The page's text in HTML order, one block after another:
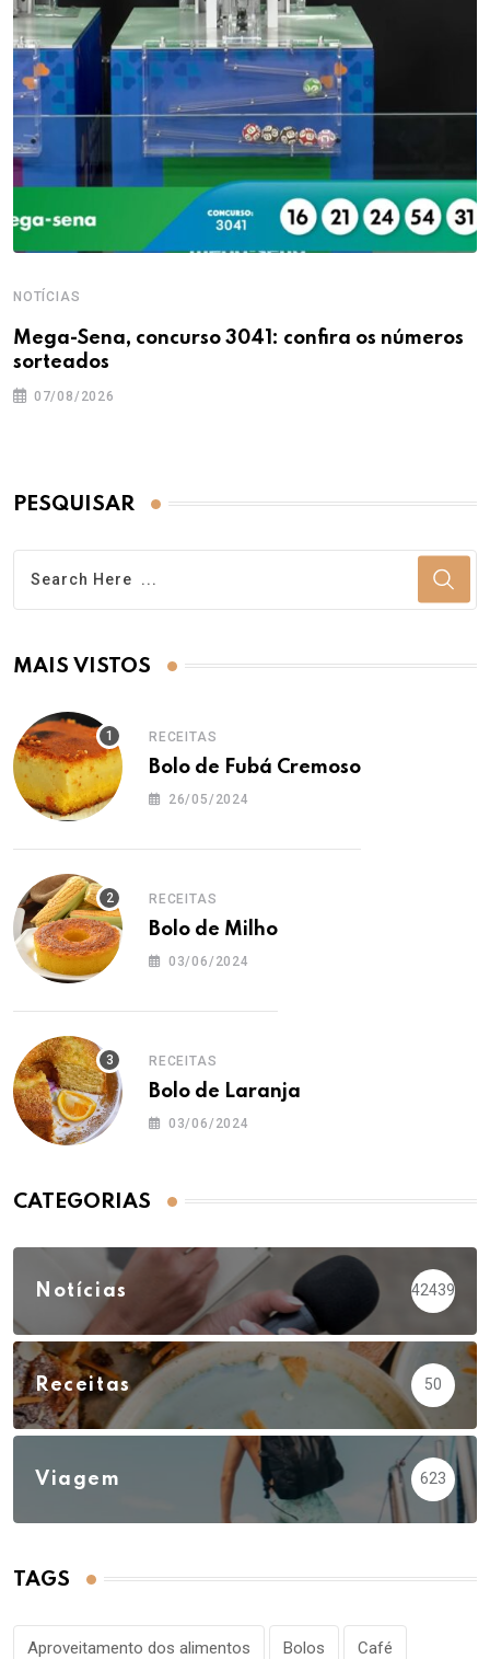
NOTÍCIAS
Mega-Sena, concurso 3041: confira os números
sorteados
07/08/2026
PESQUISAR
MAIS VISTOS
RECEITAS
Bolo de Fubá Cremoso
26/05/2024
RECEITAS
Bolo de Milho
03/06/2024
RECEITAS
Bolo de Laranja
03/06/2024
CATEGORIAS
Notícias 42439
Receitas 50
Viagem 623
TAGS
Aproveitamento dos alimentos Bolos Café